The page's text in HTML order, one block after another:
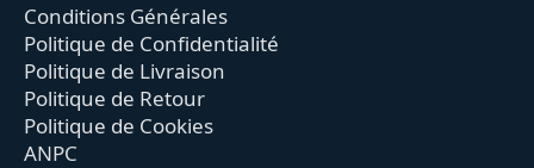
Conditions Générales
Politique de Confidentialité
Politique de Livraison
Politique de Retour
Politique de Cookies
ANPC